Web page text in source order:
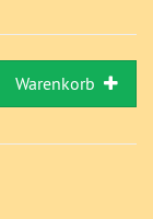
Warenkorb